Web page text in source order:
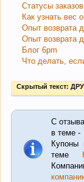
Статусы
Как узнать вес
Опыт возврата
Опыт возврата
Блог 6pm
Что делать,
Скрытый текст:
С
в теме -
Купоны
теме